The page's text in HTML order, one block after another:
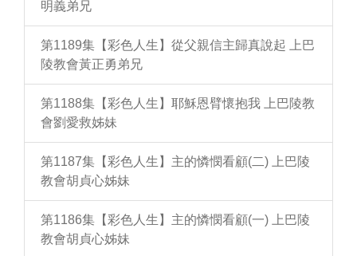
明義弟兄
第1189集【彩色人生】從父親信主歸真說起 上巴
陵教會黃正勇弟兄
第1188集【彩色人生】耶穌恩臂懷抱我 上巴陵教
會劉愛救姊妹
第1187集【彩色人生】主的憐憫看顧(二) 上巴陵
教會胡貞心姊妹
第1186集【彩色人生】主的憐憫看顧(一) 上巴陵
教會胡貞心姊妹